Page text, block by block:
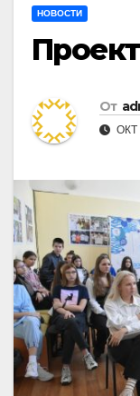
НОВОСТИ
От
ОКТ